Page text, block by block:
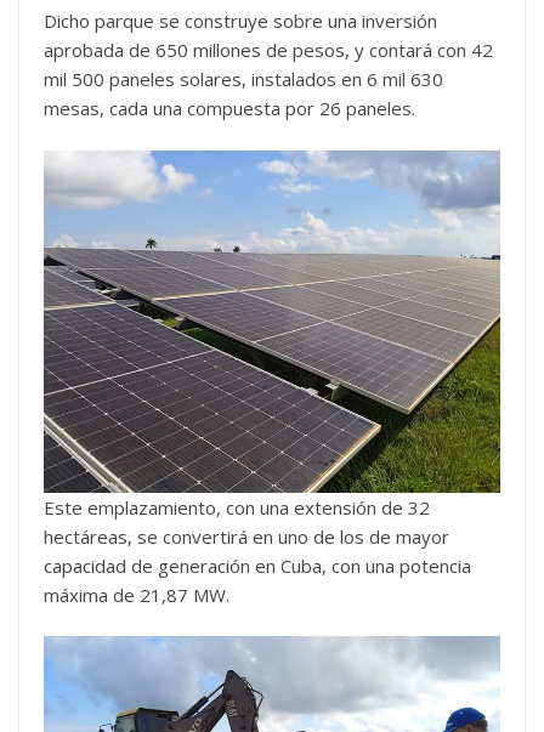
Dicho parque se construye sobre una inversión
aprobada de 650 millones de pesos, y contará con 42
mil 500 paneles solares, instalados en 6 mil 630
mesas, cada una compuesta por 26 paneles.
Este emplazamiento, con una extensión de 32
hectáreas, se convertirá en uno de los de mayor
capacidad de generación en Cuba, con una potencia
máxima de 21,87 MW.